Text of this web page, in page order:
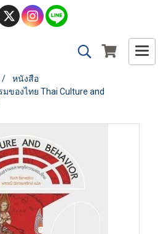
หนังสือ
องไทย Thai Culture and